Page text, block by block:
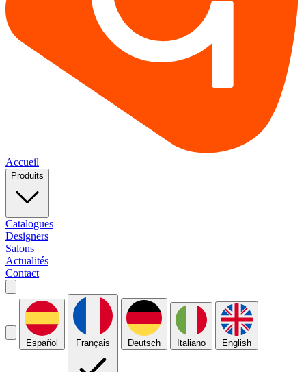
Accueil
Produits
Catalogues
Designers
Salons
Actualités
Contact
Español Français Deutsch Italiano English